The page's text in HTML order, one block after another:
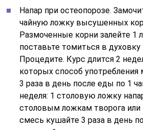
Напар при остеопорозе.
чайную ложку высушенных
Размоченные корни залейте 1
поставьте томиться в духовку
Процедите. Курс длится 2
которых способ употребления
3 раза в день после еды по 1
неделя: 1 столовую ложку
столовым ложкам творога
смесь кушайте 3 раза в день